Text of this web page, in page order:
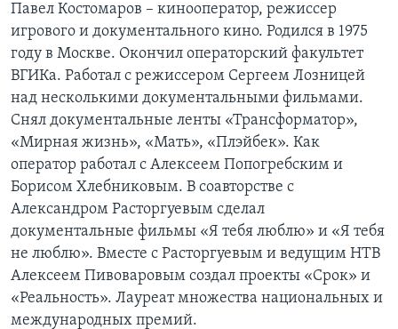
Павел Костомаров – кинооператор, режиссер
игрового и документального кино. Родился в 1975
году в Москве. Окончил операторский факультет
ВГИКа. Работал с режиссером Сергеем Лозницей
над несколькими документальными фильмами.
Снял документальные ленты «Трансформатор»,
«Мирная жизнь», «Мать», «Плэйбек». Как
оператор работал с Алексеем Попогребским и
Борисом Хлебниковым. В соавторстве с
Александром Расторгуевым сделал
документальные фильмы «Я тебя люблю» и «Я тебя
не люблю». Вместе с Расторгуевым и ведущим НТВ
Алексеем Пивоваровым создал проекты «Срок» и
«Реальность». Лауреат множества национальных и
международных премий.